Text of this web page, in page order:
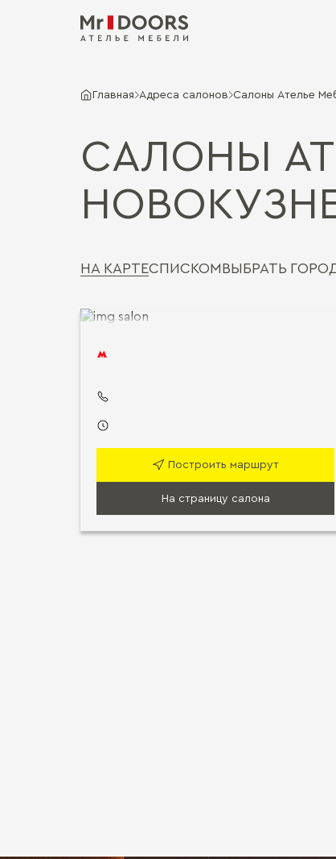
Главная Адреса салонов Салоны Ателье
САЛОНЫ
НА КАРТЕСПИСКОМВЫБРАТЬ
Построить маршрут
На страницу салона